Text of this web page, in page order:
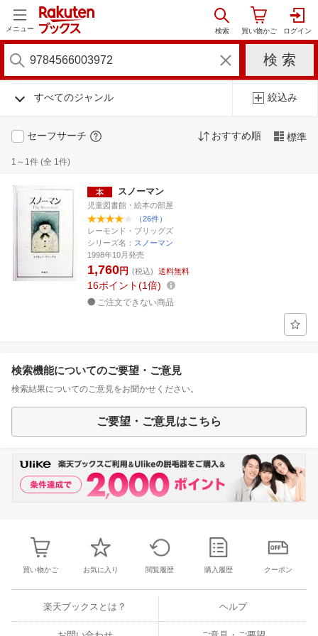
メニュー
すべてのジャンル 絞込み
セーフサーチ おすすめ順 標準
1～1件 (全 1件)
スノーマン
児童図書館・絵本の部屋
（26件）
レーモンド・ブリッグズ
シリーズ名： スノーマン
1998年10月発売
1,760円 (税込) 送料無料
16ポイント 1倍
ご注文できない商品
検索機能についてのご要望・ご意見
検索結果についてのご意見をお聞かせください。
ご要望・ご意見はこちら
買い物かご お気に入り 閲覧履歴 購入履歴 クーポン
楽天ブックスとは？ ヘルプ